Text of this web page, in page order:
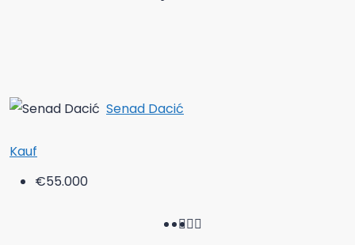
Senad Dacić
Kauf
€55.000